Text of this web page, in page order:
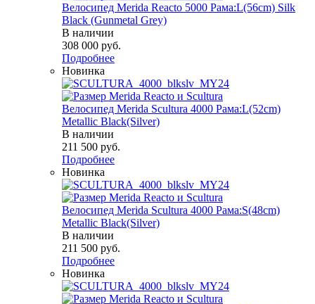
Велосипед Merida Reacto 5000 Рама:L(56cm) Silk
Black (Gunmetal Grey)
В наличии
308 000 руб.
Подробнее
Новинка
Велосипед Merida Scultura 4000 Рама:L(52cm)
Metallic Black(Silver)
В наличии
211 500 руб.
Подробнее
Новинка
Велосипед Merida Scultura 4000 Рама:S(48cm)
Metallic Black(Silver)
В наличии
211 500 руб.
Подробнее
Новинка